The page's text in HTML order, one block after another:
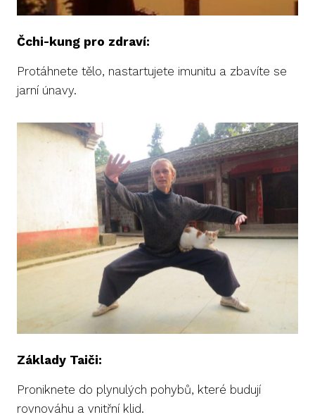
Čchi-kung pro zdraví:
Protáhnete tělo, nastartujete imunitu a zbavíte se
jarní únavy.
Základy Taiči:
Proniknete do plynulých pohybů, které budují
rovnováhu a vnitřní klid.